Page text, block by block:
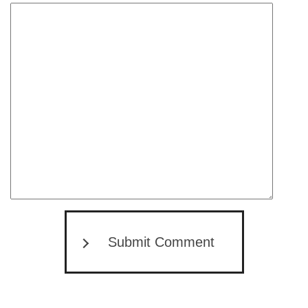
Submit Comment